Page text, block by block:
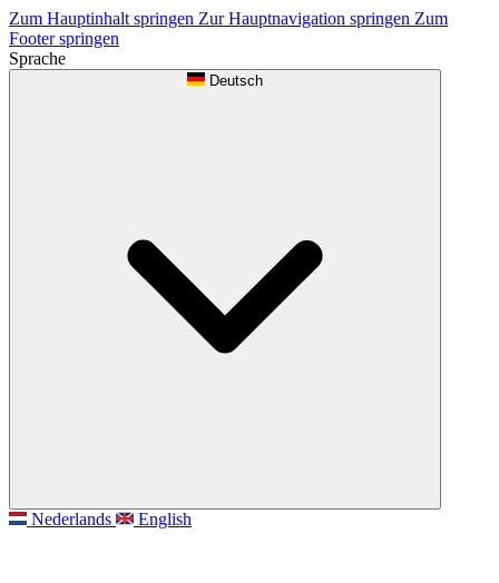
Zum Hauptinhalt springen Zur Hauptnavigation springen Zum
Footer springen
Sprache
Deutsch
Nederlands English